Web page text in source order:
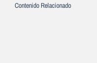
Contenido Relacionado